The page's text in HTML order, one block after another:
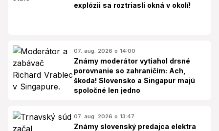
explózii sa roztriasli okná v okolí!
07. aug. 2026 o 14:00
Známy moderátor vytiahol drsné
porovnanie so zahraničím: Ach,
škoda! Slovensko a Singapur majú
spoločné len jedno
07. aug. 2026 o 13:47
Známy slovenský predajca elektra